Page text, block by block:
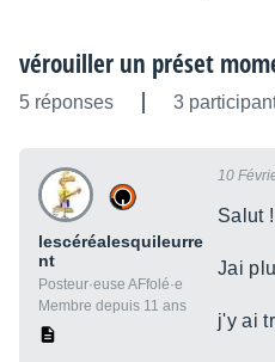
vérouiller un préset
5 réponses 3
lescéréalesquileurre
nt
Posteur·euse AFfolé·e
Membre depuis 11 ans
10
Salut
Jai
j'y ai